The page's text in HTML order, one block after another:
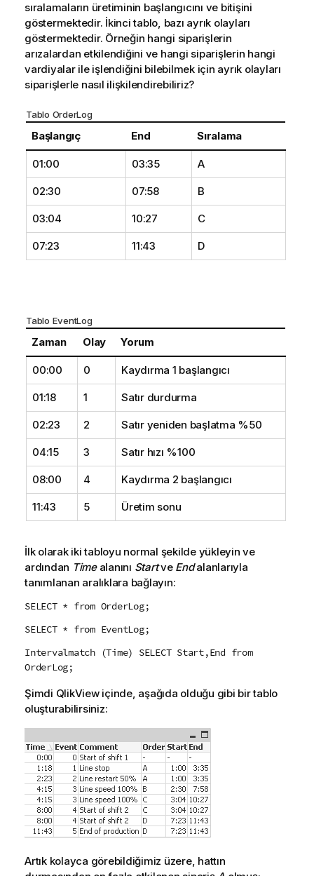
sıralamaların üretiminin başlangıcını ve bitişini
göstermektedir. İkinci tablo, bazı ayrık olayları
göstermektedir. Örneğin hangi siparişlerin
arızalardan etkilendiğini ve hangi siparişlerin hangi
vardiyalar ile işlendiğini bilebilmek için ayrık olayları
siparişlerle nasıl ilişkilendirebiliriz?
Tablo OrderLog
Başlangıç End Sıralama
01:00 03:35 A
02:30 07:58 B
03:04 10:27 C
07:23 11:43 D
Tablo EventLog
Zaman Olay Yorum
00:00 0 Kaydırma 1 başlangıcı
01:18 1 Satır durdurma
02:23 2 Satır yeniden başlatma %50
04:15 3 Satır hızı %100
08:00 4 Kaydırma 2 başlangıcı
11:43 5 Üretim sonu
İlk olarak iki tabloyu normal şekilde yükleyin ve
ardından Timealanını Startve Endalanlarıyla
tanımlanan aralıklara bağlayın:
SELECT * from OrderLog;
SELECT * from EventLog;
Intervalmatch (Time) SELECT Start,End from
OrderLog;
Şimdi QlikViewiçinde, aşağıda olduğu gibi bir tablo
oluşturabilirsiniz:
Artık kolayca görebildiğimiz üzere, hattın